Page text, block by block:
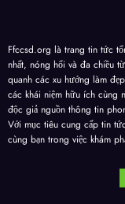
Ffccsd.org là trang tin tức
nhất, nóng hổi và đa chiều
quanh các xu hướng làm
các khái niệm hữu ích cùng
độc giả nguồn thông tin
Với mục tiêu cung cấp tin
cùng bạn trong việc khám